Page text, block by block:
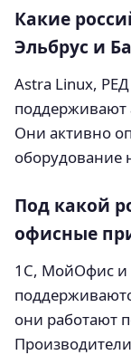
Какие
Эльбрус и
Astra Linux,
поддерживают
Они активно
оборудование
Под какой
офисные
1С, МойОфис и
они работают